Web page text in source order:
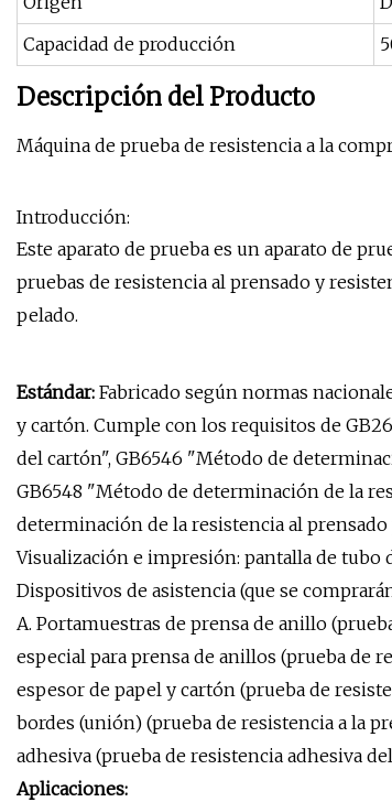
Capacidad de producción
Descripción del Producto
Máquina de prueba de resistencia a la
Introducción:
Este aparato de prueba es un aparato de
pruebas de resistencia al prensado y
pelado.
Estándar: Fabricado según normas
y cartón. Cumple con los requisitos de
del cartón", GB6546 "Método de
GB6548 "Método de determinación de la
determinación de la resistencia al
Visualización e impresión: pantalla de tubo
Dispositivos de asistencia (que se
A. Portamuestras de prensa de anillo
especial para prensa de anillos (prueba de
espesor de papel y cartón (prueba de
bordes (unión) (prueba de resistencia a la
adhesiva (prueba de resistencia adhesiva
Aplicaciones: